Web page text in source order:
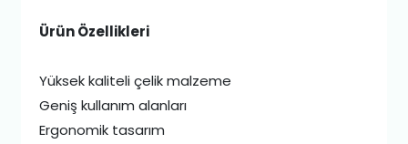
Ürün Özellikleri
Yüksek kaliteli çelik malzeme
Geniş kullanım alanları
Ergonomik tasarım